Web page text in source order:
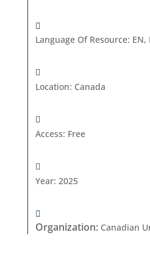
Language Of Resource: EN,
Location: Canada
Access: Free
Year: 2025
Organization: Canadian